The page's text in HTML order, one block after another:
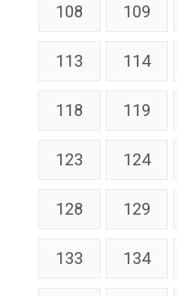
108 109
113 114
118 119
123 124
128 129
133 134